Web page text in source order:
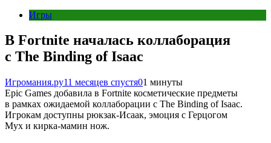
Игры
В Fortnite началась коллаборация
с The Binding of Isaac
Игромания.ру11 месяцев спустя01 минуты
Epic Games добавила в Fortnite косметические предметы
в рамках ожидаемой коллаборации с The Binding of Isaac.
Игрокам доступны рюкзак-Исаак, эмоция с Герцогом
Мух и кирка-мамин нож.